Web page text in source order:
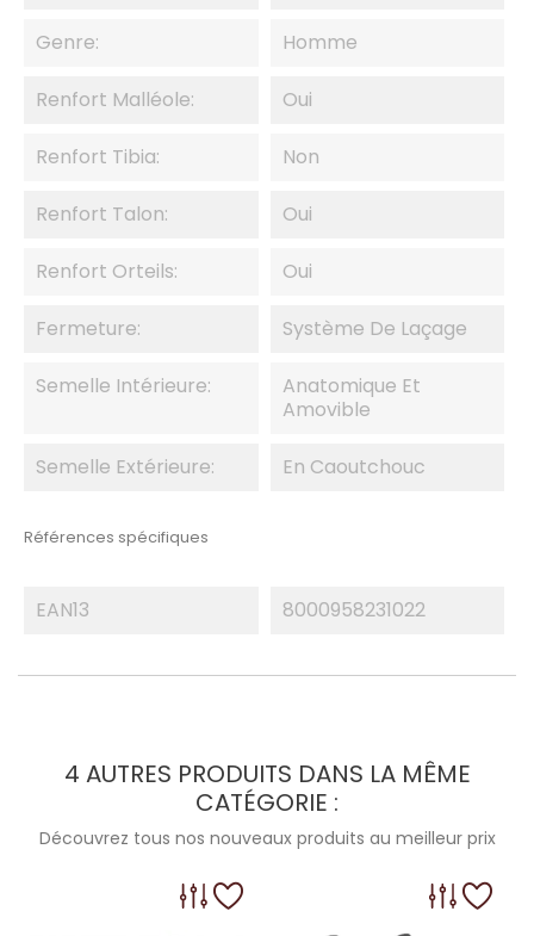
Genre: Homme
Renfort Malléole: Oui
Renfort Tibia: Non
Renfort Talon: Oui
Renfort Orteils: Oui
Fermeture: Système De Laçage
Semelle Intérieure:
Anatomique Et
Amovible
Semelle Extérieure: En Caoutchouc
Références spécifiques
EAN13 8000958231022
4 AUTRES PRODUITS DANS LA MÊME
CATÉGORIE :
Découvrez tous nos nouveaux produits au meilleur prix